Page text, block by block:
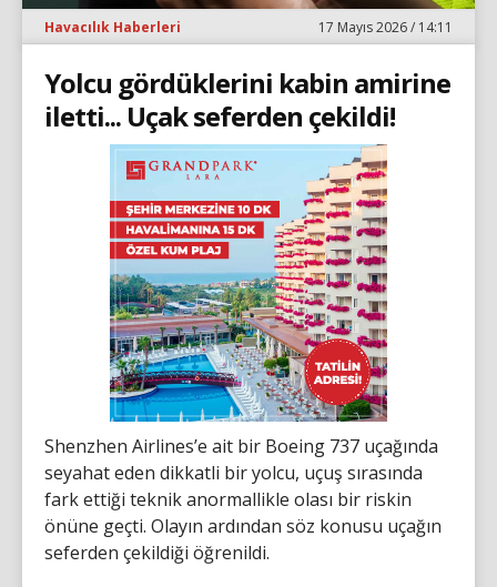
Havacılık Haberleri 17 Mayıs 2026 / 14:11
Yolcu gördüklerini kabin amirine
iletti... Uçak seferden çekildi!
Shenzhen Airlines’e ait bir Boeing 737 uçağında
seyahat eden dikkatli bir yolcu, uçuş sırasında
fark ettiği teknik anormallikle olası bir riskin
önüne geçti. Olayın ardından söz konusu uçağın
seferden çekildiği öğrenildi.